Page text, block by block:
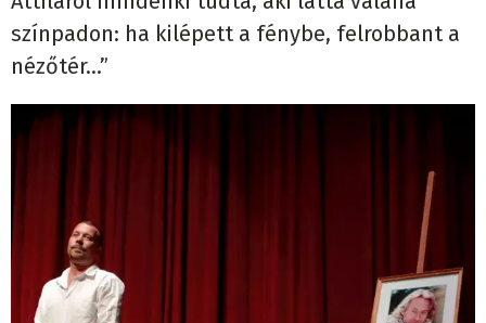
színpadon: ha kilépett a fénybe, felrobbant a
nézőtér...”